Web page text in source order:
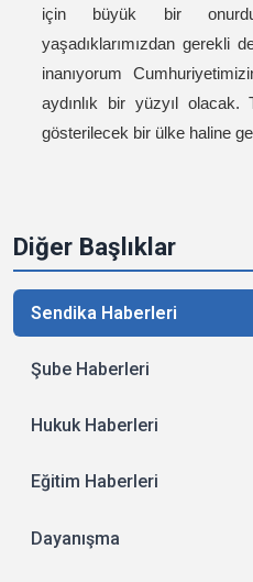
Diğer Başlıklar
Sendika Haberleri
Şube Haberleri
Hukuk Haberleri
Eğitim Haberleri
Dayanışma
için büyük bir
yaşadıklarımızdan gerekli
inanıyorum
aydınlık bir yüzyıl
gösterilecek bir ülke haline